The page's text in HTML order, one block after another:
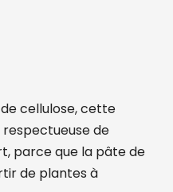
cellulose, cette
de
parce que la pâte de
de plantes à